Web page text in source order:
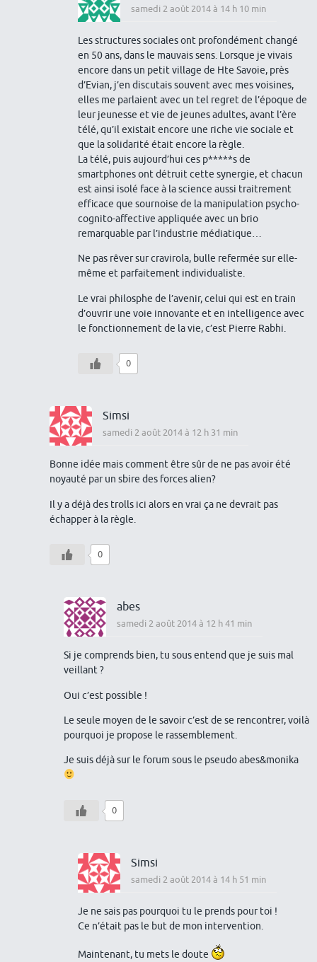
samedi 2 août 2014 à 14 h 10 min
Les structures sociales ont profondément changé
en 50 ans, dans le mauvais sens. Lorsque je vivais
encore dans un petit village de Hte Savoie, près
d’Evian, j’en discutais souvent avec mes voisines,
elles me parlaient avec un tel regret de l’époque de
leur jeunesse et vie de jeunes adultes, avant l’ère
télé, qu’il existait encore une riche vie sociale et
que la solidarité était encore la règle.
La télé, puis aujourd’hui ces p*****s de
smartphones ont détruit cette synergie, et chacun
est ainsi isolé face à la science aussi traitrement
efficace que sournoise de la manipulation psycho-
cognito-affective appliquée avec un brio
remarquable par l’industrie médiatique…
Ne pas rêver sur cravirola, bulle refermée sur elle-
même et parfaitement individualiste.
Le vrai philosphe de l’avenir, celui qui est en train
d’ouvrir une voie innovante et en intelligence avec
le fonctionnement de la vie, c’est Pierre Rabhi.
0
Simsi
samedi 2 août 2014 à 12 h 31 min
Bonne idée mais comment être sûr de ne pas avoir été
noyauté par un sbire des forces alien?
Il y a déjà des trolls ici alors en vrai ça ne devrait pas
échapper à la règle.
0
abes
samedi 2 août 2014 à 12 h 41 min
Si je comprends bien, tu sous entend que je suis mal
veillant ?
Oui c’est possible !
Le seule moyen de le savoir c’est de se rencontrer, voilà
pourquoi je propose le rassemblement.
Je suis déjà sur le forum sous le pseudo abes&monika
0
Simsi
samedi 2 août 2014 à 14 h 51 min
Je ne sais pas pourquoi tu le prends pour toi !
Ce n’était pas le but de mon intervention.
Maintenant, tu mets le doute